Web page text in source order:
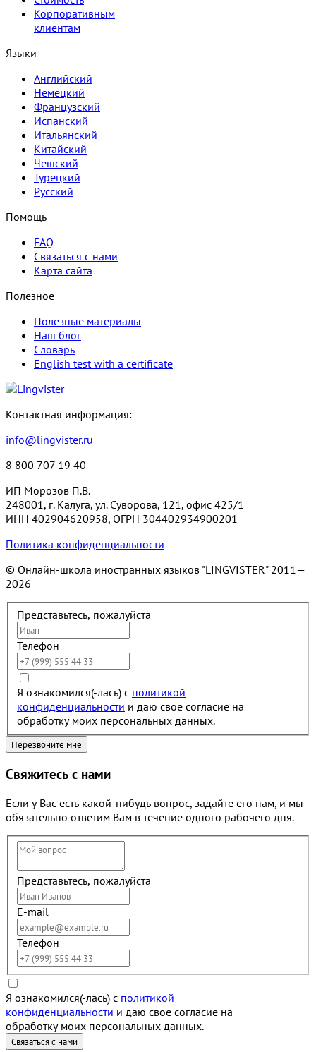
Корпоративным
клиентам
Языки
Английский
Немецкий
Французский
Испанский
Итальянский
Китайский
Чешский
Турецкий
Русский
Помощь
FAQ
Связаться с нами
Карта сайта
Полезное
Полезные материалы
Наш блог
Словарь
English test with a certificate
Контактная информация:
info@lingvister.ru
8 800 707 19 40
ИП Морозов П.В.
248001, г. Калуга, ул. Суворова, 121, офис 425/1
ИНН 402904620958, ОГРН 304402934900201
Политика конфиденциальности
© Онлайн-школа иностранных языков "LINGVISTER" 2011—
2026
Представьтесь, пожалуйста
Телефон
Я ознакомился(-лась) с политикой
конфиденциальности и даю свое согласие на
обработку моих персональных данных.
Свяжитесь с нами
Если у Вас есть какой-нибудь вопрос, задайте его нам, и мы
обязательно ответим Вам в течение одного рабочего дня.
Представьтесь, пожалуйста
E-mail
Телефон
Я ознакомился(-лась) с политикой
конфиденциальности и даю свое согласие на
обработку моих персональных данных.